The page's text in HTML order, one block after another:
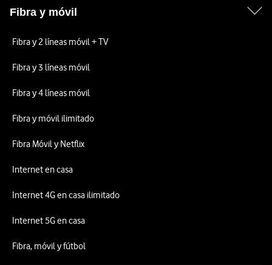
Fibra y móvil
Fibra y 2 líneas móvil + TV
Fibra y 3 líneas móvil
Fibra y 4 líneas móvil
Fibra y móvil ilimitado
Fibra Móvil y Netflix
Internet en casa
Internet 4G en casa ilimitado
Internet 5G en casa
Fibra, móvil y fútbol